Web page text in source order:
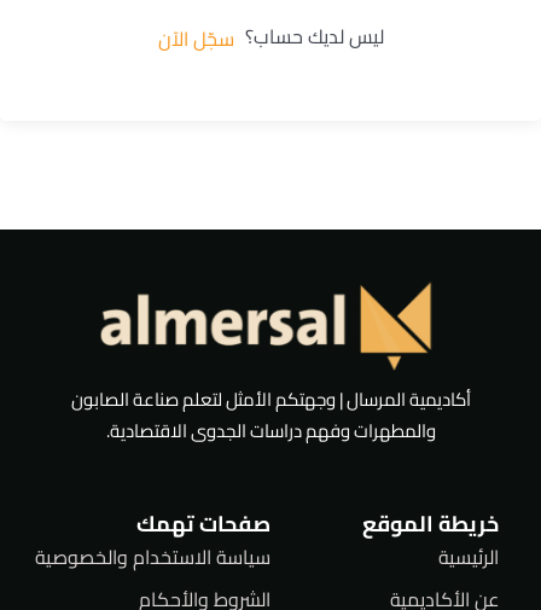
ليس لديك حساب؟ سجّل الآن
أكاديمية المرسال | وجهتكم الأمثل لتعلم صناعة الصابون
والمطهرات وفهم دراسات الجدوى الاقتصادية.
خريطة الموقع
الرئيسية
عن الأكاديمية
صفحات تهمك
سياسة الاستخدام والخصوصية
الشروط والأحكام